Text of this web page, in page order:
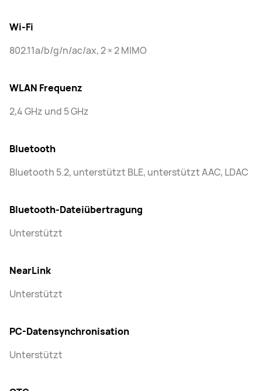
Wi-Fi
802.11a/b/g/n/ac/ax, 2 × 2 MIMO
WLAN Frequenz
2,4 GHz und 5 GHz
Bluetooth
Bluetooth 5.2, unterstützt BLE, unterstützt AAC, LDAC
Bluetooth-Dateiübertragung
Unterstützt
NearLink
Unterstützt
PC-Datensynchronisation
Unterstützt